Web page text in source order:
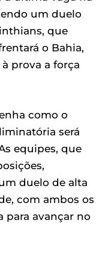
um duelo
que
o Bahia,
prova a força
como o
será
equipes, que
duelo de alta
com ambos os
para avançar no